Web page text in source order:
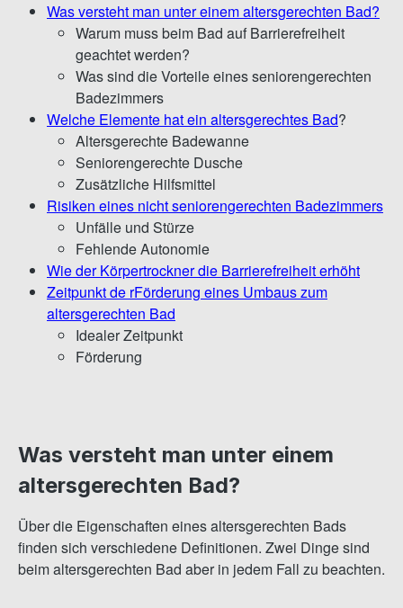
Was versteht man unter einem altersgerechten Bad?
Warum muss beim Bad auf Barrierefreiheit
geachtet werden?
Was sind die Vorteile eines seniorengerechten
Badezimmers
Welche Elemente hat ein altersgerechtes Bad?
Altersgerechte Badewanne
Seniorengerechte Dusche
Zusätzliche Hilfsmittel
Risiken eines nicht seniorengerechten Badezimmers
Unfälle und Stürze
Fehlende Autonomie
Wie der Körpertrockner die Barrierefreiheit erhöht
Zeitpunkt de rFörderung eines Umbaus zum
altersgerechten Bad
Idealer Zeitpunkt
Förderung
Was versteht man unter einem
altersgerechten Bad?
Über die Eigenschaften eines altersgerechten Bads
finden sich verschiedene Definitionen. Zwei Dinge sind
beim altersgerechten Bad aber in jedem Fall zu beachten.